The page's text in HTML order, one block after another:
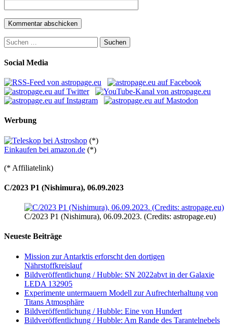
Suchen
nach:
Social Media
Werbung
(*)
Einkaufen bei amazon.de (*)
(* Affiliatelink)
C/2023 P1 (Nishimura), 06.09.2023
C/2023 P1 (Nishimura), 06.09.2023. (Credits: astropage.eu)
Neueste Beiträge
Mission zur Antarktis erforscht den dortigen
Nährstoffkreislauf
Bildveröffentlichung / Hubble: SN 2022abvt in der Galaxie
LEDA 132905
Experimente untermauern Modell zur Aufrechterhaltung von
Titans Atmosphäre
Bildveröffentlichung / Hubble: Eine von Hundert
Bildveröffentlichung / Hubble: Am Rande des Tarantelnebels